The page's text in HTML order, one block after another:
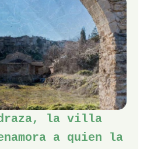
la villa
a quien la